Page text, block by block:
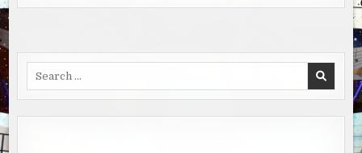
IR
ESU